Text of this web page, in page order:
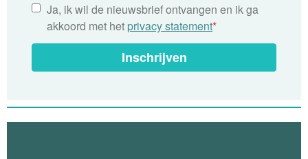
Ja, ik wil de nieuwsbrief ontvangen en ik ga
akkoord met het privacy statement*
Inschrijven